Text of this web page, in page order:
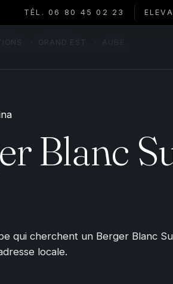
TÉL. 06 80 45 02 23
Blanc
qui cherchent un Berger Blanc
locale.